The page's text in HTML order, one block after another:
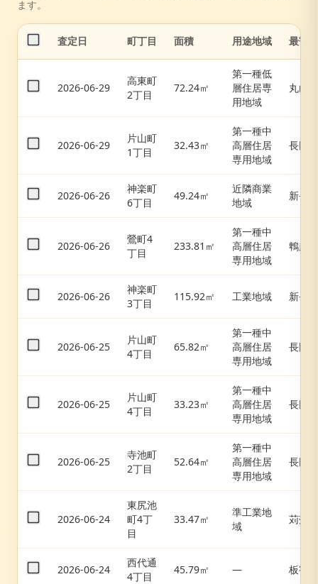
ます。
査定日 町丁目 面積 用途地域 最寄駅
2026-06-29
高東町
2丁目
72.24㎡
第一種低
層住居専
用地域
丸山
2026-06-29
片山町
1丁目
32.43㎡
第一種中
高層住居
専用地域
長田
2026-06-26
神楽町
6丁目
49.24㎡
近隣商業
地域
新長田
2026-06-26
鶯町4
丁目
233.81㎡
第一種中
高層住居
専用地域
鵯越
2026-06-26
神楽町
3丁目
115.92㎡ 工業地域 新長田
2026-06-25
片山町
4丁目
65.82㎡
第一種中
高層住居
専用地域
長田
2026-06-25
片山町
4丁目
33.23㎡
第一種中
高層住居
専用地域
長田
2026-06-25
寺池町
2丁目
52.64㎡
第一種中
高層住居
専用地域
長田
2026-06-24
東尻池
町4丁
目
33.47㎡
準工業地
域
苅藻
2026-06-24
西代通
4丁目
45.79㎡ — 板宿